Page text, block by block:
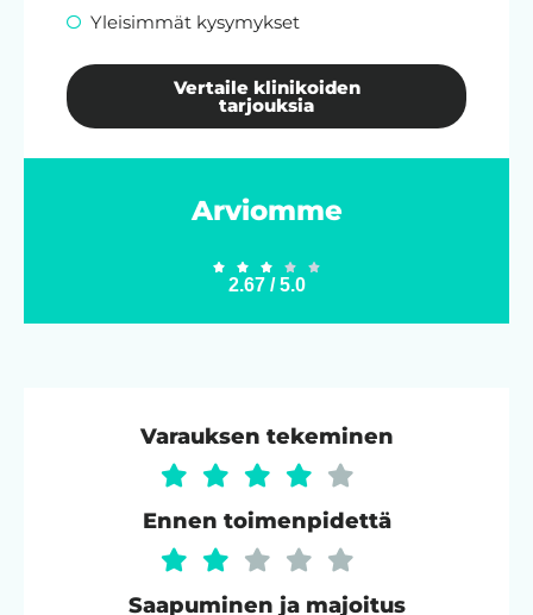
Yleisimmät kysymykset
Vertaile klinikoiden
tarjouksia
Arviomme
    
2.67 / 5.0
Varauksen tekeminen
Ennen toimenpidettä
Saapuminen ja majoitus